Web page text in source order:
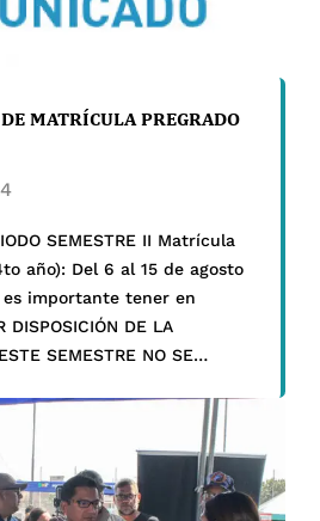
MATRÍCULA PREGRADO
SEMESTRE II Matrícula
año): Del 6 al 15 de agosto
es importante tener en
DE LA
SEMESTRE NO SE
Según el art. 16 del
«Los cursos